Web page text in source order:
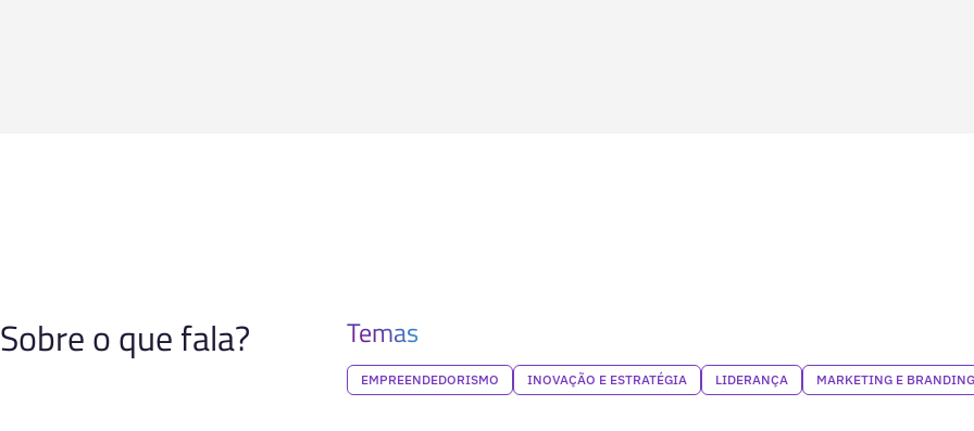
Sobre o que fala? Temas
EMPREENDEDORISMO INOVAÇÃO E ESTRATÉGIA LIDERANÇA MARKETING E BRANDING